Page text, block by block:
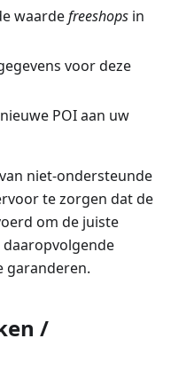
waardefreeshops in
voor deze
POI aan uw
niet-ondersteunde
te zorgen dat de
om de juiste
garanderen.
/